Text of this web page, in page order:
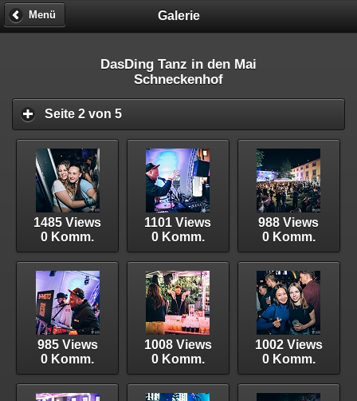
Galerie
Menü
DasDing Tanz in den Mai
Schneckenhof
Seite 2 von 5
1485 Views
0 Komm.
1101 Views
0 Komm.
988 Views
0 Komm.
985 Views
0 Komm.
1008 Views
0 Komm.
1002 Views
0 Komm.